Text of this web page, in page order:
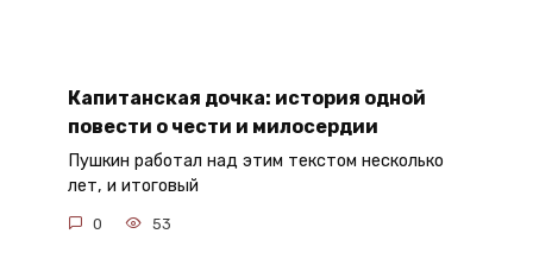
Капитанская дочка: история одной
повести о чести и милосердии
Пушкин работал над этим текстом несколько
лет, и итоговый
0 53